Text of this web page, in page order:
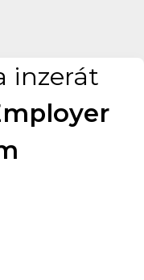
inzerát